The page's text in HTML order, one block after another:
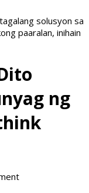
solusyon sa
paaralan, inihain
ng